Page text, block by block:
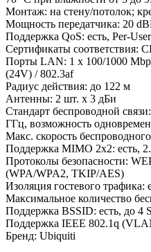
Монтаж: на стену/потолок;
Мощность передатчика: 20
Поддержка QoS: есть, Per-
Сертификаты соответствия:
Порты LAN: 1 x 100/1000
(24V) / 802.3af
Радиус действия: до 122 м
Антенны: 2 шт. x 3 дБи
Стандарт беспроводной
ГГц, возможность
Макс. скорость
Поддержка MIMO 2x2: есть,
Протоколы безопасности:
(WPA/WPA2, TKIP/AES)
Изоляция гостевого трафика:
Максимальное количество
Поддержка BSSID: есть, до 4
Поддержка IEEE 802.1q
Бренд: Ubiquiti